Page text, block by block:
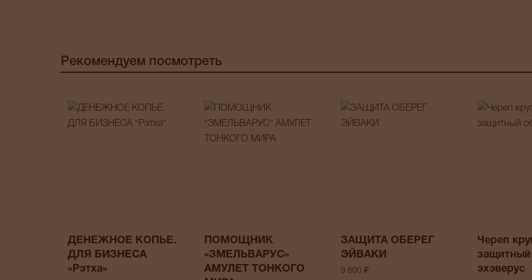
Рекомендуем посмотреть
ДЕНЕЖНОЕ КОПЬЕ.
ДЛЯ БИЗНЕСА
«Рэтха»
ПОМОЩНИК
«ЗМЕЛЬВАРУС»
АМУЛЕТ ТОНКОГО
ЗАЩИТА ОБЕРЕГ
ЭЙВАКИ
9 800 ₽
Череп
защитный
эхэверус